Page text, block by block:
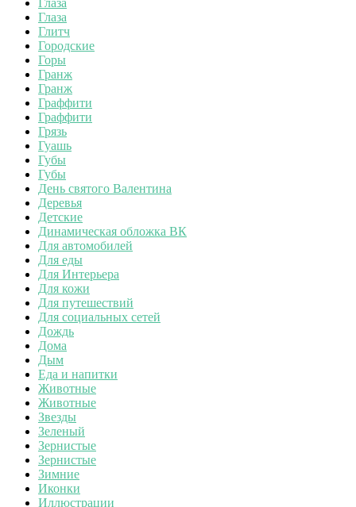
Глаза
Глитч
Городские
Горы
Гранж
Гранж
Граффити
Граффити
Грязь
Гуашь
Губы
Губы
День святого Валентина
Деревья
Детские
Динамическая обложка ВК
Для автомобилей
Для еды
Для Интерьера
Для кожи
Для путешествий
Для социальных сетей
Дождь
Дома
Дым
Еда и напитки
Животные
Животные
Звезды
Зеленый
Зернистые
Зернистые
Зимние
Иконки
Иллюстрации